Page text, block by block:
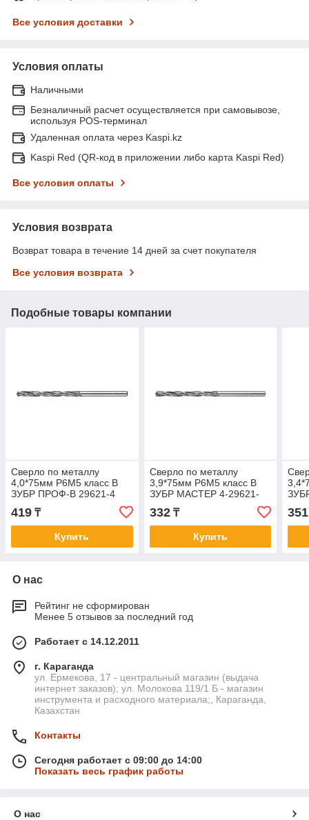
Все условия доставки
Условия оплаты
Наличными
Безналичный расчет осуществляется при самовывозе,
используя POS-терминал
Удаленная оплата через Kaspi.kz
Kaspi Red (QR-код в приложении либо карта Kaspi Red)
Все условия оплаты
Условия возврата
Возврат товара в течение 14 дней за счет покупателя
Все условия возврата
Подобные товары компании
Сверло по металлу
4,0*75мм Р6М5 класс В
ЗУБР ПРОФ-В 29621-4
419 ₸
Купить
Сверло по металлу
3,9*75мм Р6М5 класс В
ЗУБР МАСТЕР 4-29621-
075-3.9
332₸
Купить
351
О нас
Рейтинг не сформирован
Менее 5 отзывов за последний год
Работает с 14.12.2011
г. Караганда
ул. Ермекова, 17 - центральный магазин (выдача
интернет заказов); ул. Молокова 119/1 Б - магазин
инструмента и расходного материала;, Караганда,
Казахстан
Контакты
Сегодня работает с 09:00 до 14:00
Показать весь график работы
О нас